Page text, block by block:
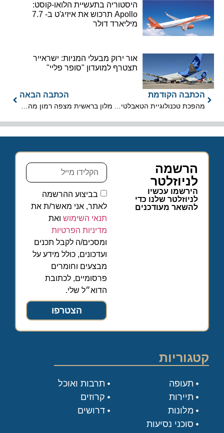
היסטוריה בתעשיית הלואו-קוסט:
Apollo תרכוש את איזיג'ט ב- 7.7
מיליארד דולר
אור ירוק מבעלי המניות: ישראייר
תצטרף למועדון "סופר פליי"
הכתבה הקודמת הכתבה הבאה
הרשמה
לניוזלטר
הירשמו עכשיו
לניוזלטר שלנו כדי
להשאר מעודכנים
בביצוע ההרשמה
לאתר, אני מאשר/ת את
תנאי השימוש ואת
מדיניות הפרטיות
ומסכים/ה לקבל תכנים
ועדכונים, כולל מידע על
מבצעים וחומרים
פרסומיים, לכתובת
הדוא״ל שלי.
הצטרפו
קטגוריות
תעופה
תיירות
מלונות
סוכני נסיעות
תרבות ואוכל
קרוזים
דרושים